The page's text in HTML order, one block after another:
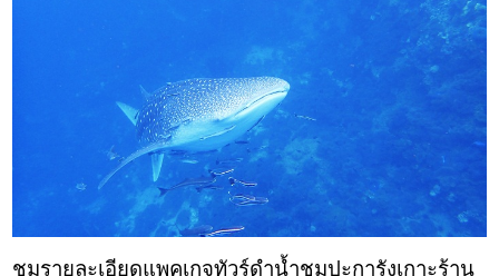
ชมรายละเอียดแพคเกจทัวร์ดำน้ำชมปะการังเกาะร้าน